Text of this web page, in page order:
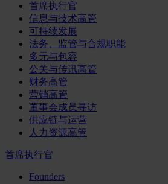
首席执行官
信息与技术高管
可持续发展
法务、监管与合规职能
多元与包容
公关与传讯高管
财务高管
营销高管
董事会成员寻访
供应链与运营
人力资源高管
首席执行官
Founders